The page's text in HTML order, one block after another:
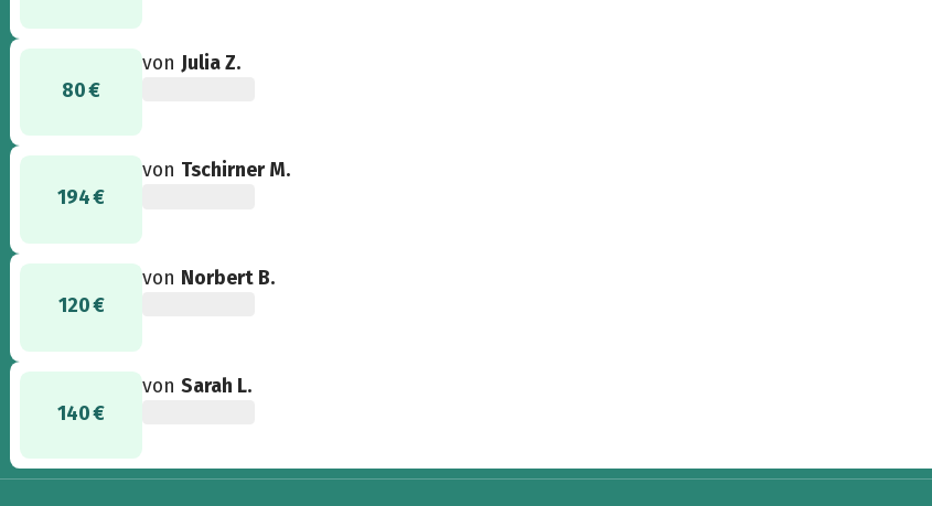
80 €
von Julia Z.
194 €
von Tschirner M.
120 €
von Norbert B.
140 €
vonSarah L.